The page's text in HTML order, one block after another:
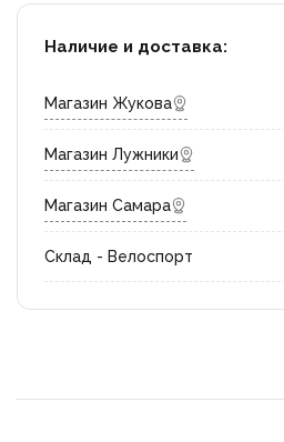
Наличие и доставка:
Магазин Жукова
Магазин Лужники
Магазин Самара
Склад - Велоспорт